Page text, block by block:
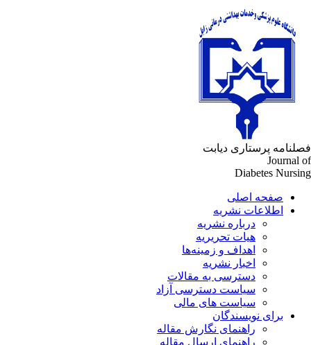
پرستاری دیابت
Journal
Diabetes
صفحه اصلی
اطلاعات نشریه
درباره نشریه
هیات تحریریه
اهداف و زمینه‌ها
اخبار نشریه
دسترسی به مقالات
سیاست دسترسی آزاد
سیاست های مالی
برای نویسندگان
راهنمای نگارش مقاله
راهنمای ارسال مقاله